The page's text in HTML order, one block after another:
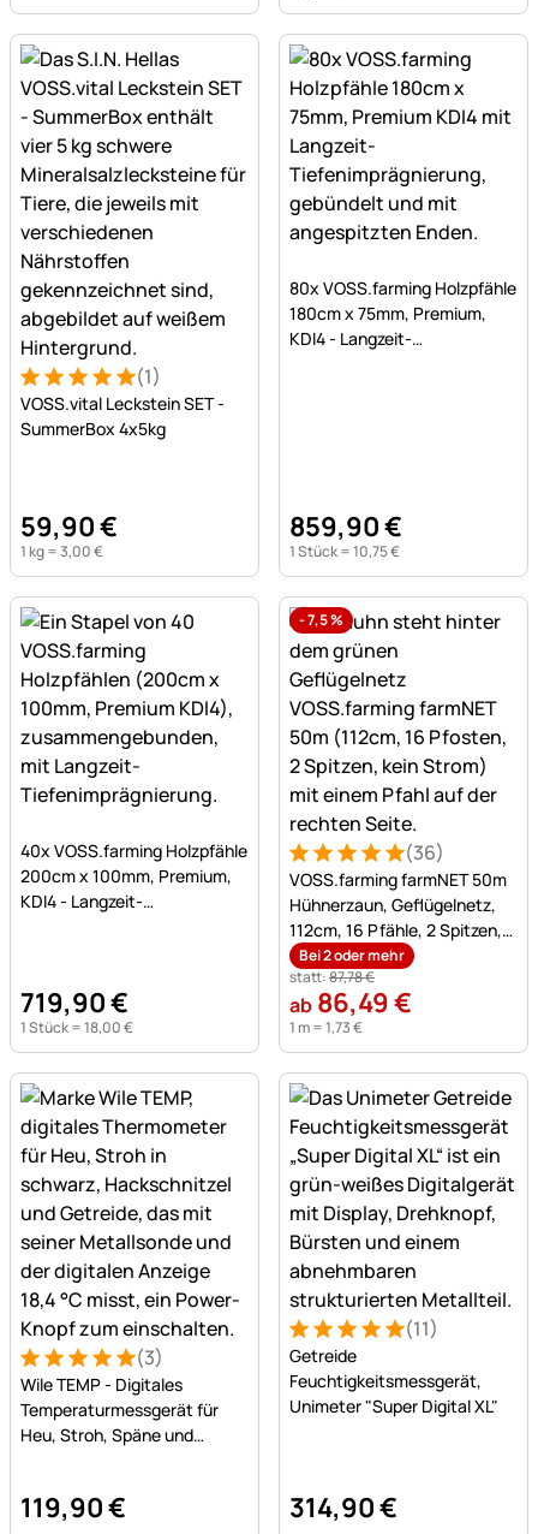
Bewertung: 5 von 5 (1 Bewertungen)
1 Bewertung (1)
VOSS.vital Leckstein SET -
SummerBox 4x5kg
59,90€
1 kg =3,00€
80x VOSS.farming Holzpfähle
180cm x 75mm, Premium,
KDI4 - Langzeit-
859,90€
1 Stück =10,75€
Noch keine Bewertungen abgegeben
40x VOSS.farming Holzpfähle
200cm x 100mm, Premium,
KDI4 - Langzeit-
719,90€
1 Stück =18,00€
-7,5%
Bewertung: 5 von 5 (36
36 Bewertungen
(36)
VOSS.farming farmNET 50m
Hühnerzaun, Geflügelnetz,
112cm, 16 Pfähle, 2 Spitzen,
grün, ohne Strom
Bei 2 oder mehr
statt:87,78€
ab 86,49€
1 m =1,73€
Bewertung: 5 von 5 (3 Bewertungen)
3 Bewertungen
(3)
Wile TEMP - Digitales
Temperaturmessgerät für
Heu, Stroh, Späne und
119,90€
Bewertung: 5 von 5 (11
11 Bewertungen
(11)
Getreide
Feuchtigkeitsmessgerät,
Unimeter "Super Digital XL"
314,90€